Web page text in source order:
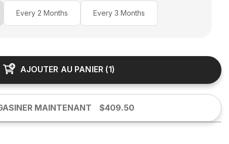
to Monthly
Every 2 Months Every 3 Months
AJOUTER AU PANIER (1)
MAINTENANT $409.50